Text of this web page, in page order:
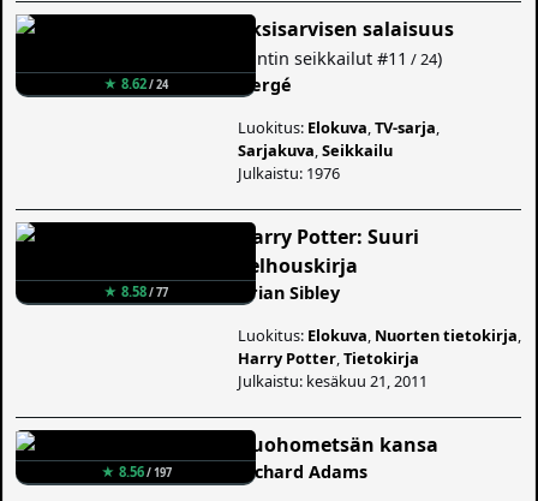
★ 8.62/ 24
Yksisarvisen salaisuus
Tintin seikkailut #11 / 24)
Hergé
Luokitus: Elokuva ,TV-sarja
Sarjakuva ,Seikkailu
Julkaistu: 1976
★ 8.58/ 77
Harry Potter: Suuri
velhouskirja
Brian Sibley
Luokitus: Elokuva Nuorten tietokirja
Harry Potter ,Tietokirja
Julkaistu: kesäkuu 21, 2011
★ 8.56/ 197
Ruohometsän kansa
Richard Adams